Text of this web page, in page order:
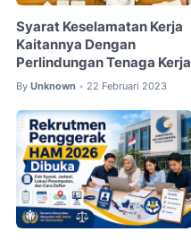
Syarat Keselamatan Kerja
Kaitannya Dengan
Perlindungan Tenaga Kerja
By Unknown • 22 Februari 2023